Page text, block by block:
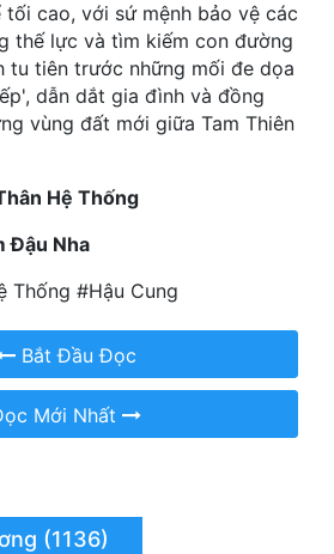
cao, với sứ mệnh bảo vệ các
thế lực và tìm kiếm con đường
tu tiên trước những mối đe dọa
dẫn dắt gia đình và đồng
vùng đất mới giữa Tam Thiên
Hệ Thống
Đậu Nha
Thống #Hậu Cung
Bắt Đầu Đọc
Mới Nhất
(1136)